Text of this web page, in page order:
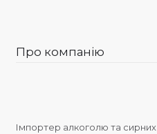
Про компанію
Імпортер алкоголю та сирних